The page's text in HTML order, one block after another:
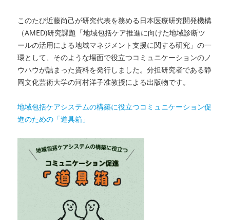
い
地
域
づ
く
り
の
き」
無
ダ
ン
ロ
ー
ド
に
このたび近藤尚己が研究代表を務める日本医療研究開発機構
（AMED)研究課題「地域包括ケア推進に向けた地域診断ツ
ールの活用による地域マネジメント支援に関する研究」の一
環として、そのような場面で役立つコミュニケーションのノ
ウハウが詰まった資料を発行しました。分担研究者である静
岡文化芸術大学の河村洋子准教授による出版物です。
地域包括ケアシステムの構築に役立つコミュニケーション促
進のための「道具箱」